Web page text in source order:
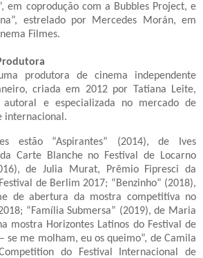
em coprodução com a Bubbles Project, e
estrelado por Mercedes Morán, em
Filmes.
produtora de cinema independente
criada em 2012 por Tatiana Leite,
e especializada no mercado de
internacional.
estão “Aspirantes” (2014), de Ives
Carte Blanche no Festival de Locarno
de Julia Murat, Prêmio Fipresci da
de Berlim 2017; “Benzinho” (2018),
de abertura da mostra competitiva no
“Família Submersa” (2019), de Maria
mostra Horizontes Latinos do Festival de
se me molham, eu os queimo”, de Camila
do Festival Internacional de